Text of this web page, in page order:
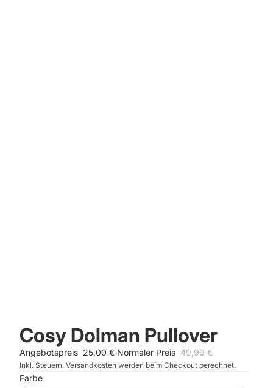
Cosy Dolman Pullover
Angebotspreis 25,00 € Normaler Preis 49,99 €
Inkl. Steuern. Versandkosten werden beim Checkout berechnet.
Farbe